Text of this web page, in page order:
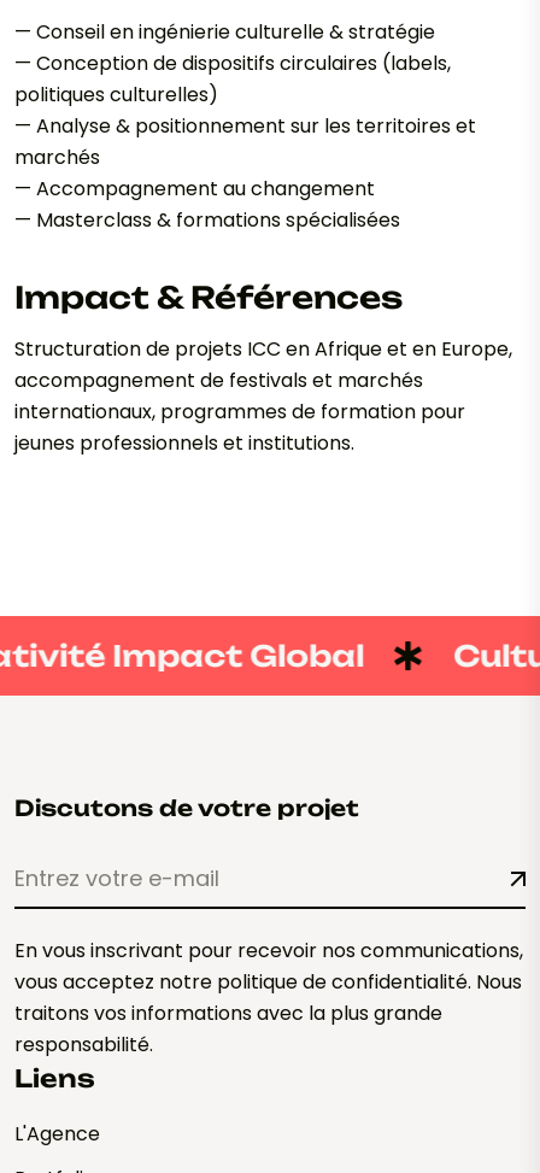
— Conseil en ingénierie culturelle & stratégie
— Conception de dispositifs circulaires (labels,
politiques culturelles)
— Analyse & positionnement sur les territoires et
marchés
— Accompagnement au changement
— Masterclass & formations spécialisées
Impact & Références
Structuration de projets ICC en Afrique et en Europe,
accompagnement de festivals et marchés
internationaux, programmes de formation pour
jeunes professionnels et institutions.
Impact Global
Discutons de votre projet
En vous inscrivant pour recevoir nos communications,
vous acceptez notre politique de confidentialité. Nous
traitons vos informations avec la plus grande
responsabilité.
Liens
L'Agence